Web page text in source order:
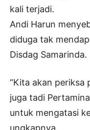
kali terjadi.
Andi Harun
diduga tak
Disdag Samarinda.
“Kita akan periksa
juga tadi
untuk mengatasi
ungkapnya.